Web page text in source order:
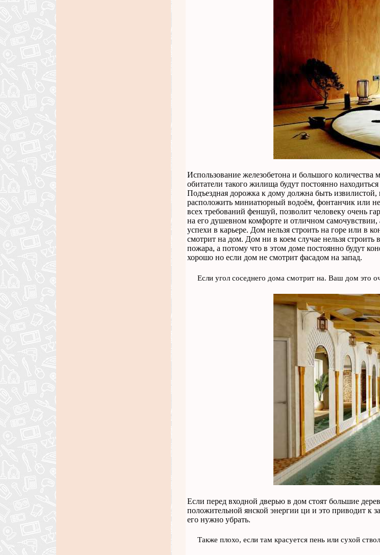
Использование железобетона и большого количества
обитатели такого жилища будут постоянно
Подъездная дорожка к дому должна быть
расположить миниатюрный водоём, фонтанчик или
всех требований феншуй, позволит человеку очень
на его душевном комфорте и отличном самочувствии,
успехи в карьере. Дом нельзя строить на горе или в
смотрит на дом. Дом ни в коем случае нельзя строить
пожара, а потому что в этом доме постоянно будут
хорошо но если дом не смотрит фасадом на запад.
Если угол соседнего дома смотрит на. Ваш дом это
Если перед входной дверью в дом стоят большие
положительной янской энергии ци и это приводит к
его нужно убрать.
Также плохо, если там красуется пень или сухой